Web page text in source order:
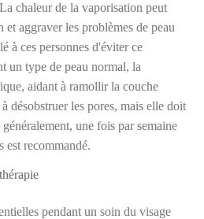
chaleur de la vaporisation peut
aggraver les problèmes de peau
à ces personnes d'éviter ce
un type de peau normal, la
aidant à ramollir la couche
désobstruer les pores, mais elle doit
une fois par semaine
est recommandé.
pendant un soin du visage